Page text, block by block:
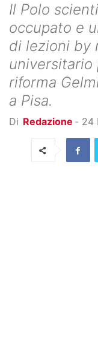
Il Polo
occupato e
di lezioni by
universitario
riforma
a Pisa.
Di Redazione - 24